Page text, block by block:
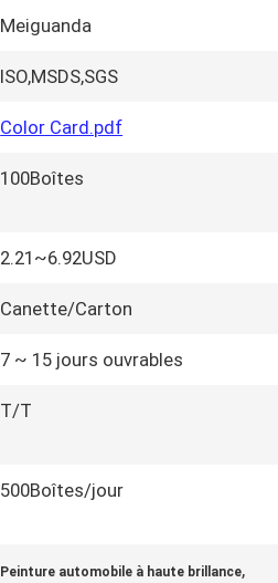
Meiguanda
ISO,MSDS,SGS
Color Card.pdf
100Boîtes
2.21~6.92USD
Canette/Carton
7 ~ 15 jours ouvrables
T/T
500Boîtes/jour
Peinture automobile à haute brillance,